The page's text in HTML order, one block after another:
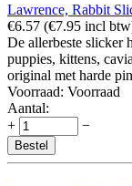
Lawrence, Rabbit
€6.57 (€7.95 incl
De allerbeste slicker
puppies, kittens,
original met harde
Voorraad: Voorraad
Aantal:
+
−
Bestel